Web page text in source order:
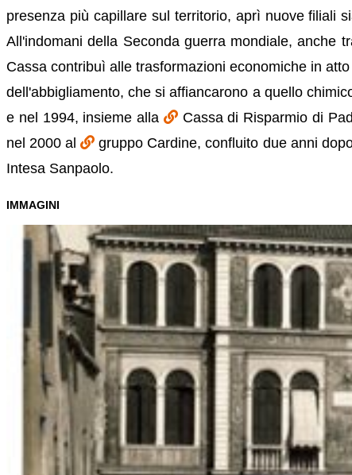
presenza più capillare sul territorio, aprì nuove filiali
All'indomani della Seconda guerra mondiale, anche
Cassa contribuì alle trasformazioni economiche in
dell'abbigliamento, che si affiancarono a quello
e nel 1994, insieme alla
Cassa di Risparmio di
nel 2000 al
gruppo Cardine, confluito due anni
Intesa Sanpaolo.
IMMAGINI